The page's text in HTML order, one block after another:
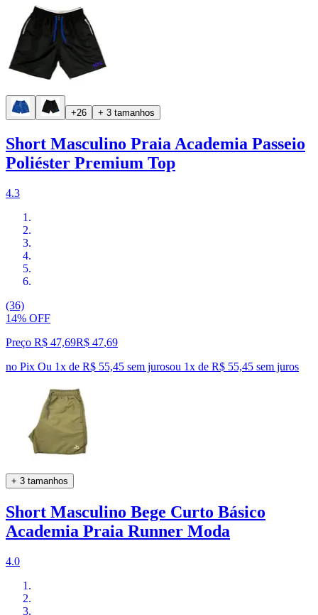
+26 + 3 tamanhos
Short Masculino Praia Academia Passeio
Poliéster Premium Top
4.3
(36)
14% OFF
Preço R$ 47,69R$ 47,69
no Pix Ou 1x de R$ 55,45 sem jurosou 1x de R$ 55,45 sem juros
+ 3 tamanhos
Short Masculino Bege Curto Básico
Academia Praia Runner Moda
4.0